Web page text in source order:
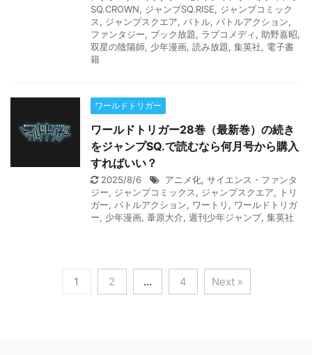
SQ.CROWN, ジャンプSQ.RISE, ジャンプコミック
ス, ジャンプスクエア, バトル, バトルアクション,
ファンタジー, ブック放題, ラブコメディ, 助野嘉昭,
双星の陰陽師, 少年漫画, 読み放題, 集英社, 電子書
籍
ワールドトリガー
ワールドトリガー28巻（最新巻）の続き
をジャンプSQ.で読むなら何月号から購入
すればいい？
2025/8/6 アニメ化, サイエンス・ファンタ
ジー, ジャンプコミックス, ジャンプスクエア, トリ
ガー, バトルアクション, ワートリ , ワールドトリガ
ー, 少年漫画, 葦原大介, 週刊少年ジャンプ, 集英社
1 2 … 4 Next »